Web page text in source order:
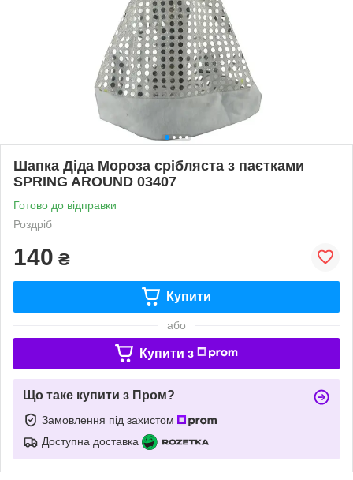
Шапка Діда Мороза срібляста з паєтками
SPRING AROUND 03407
Готово до відправки
Роздріб
140 ₴
Купити
або
Купити з
Що таке купити з Пром?
Замовлення під захистом
Доступна доставка